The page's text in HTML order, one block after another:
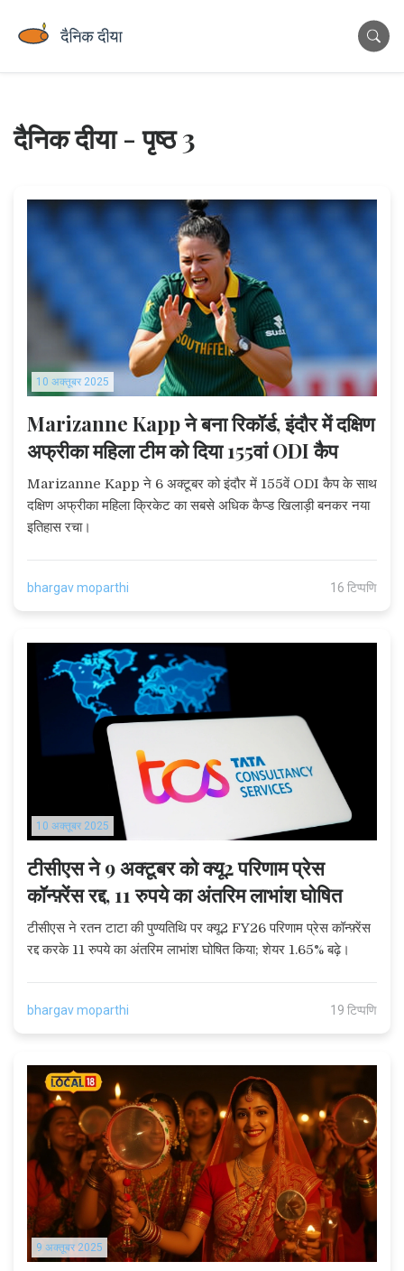
दैनिक दीया - पृष्ठ 3
10 अक्तूबर 2025
Marizanne Kapp ने बना रिकॉर्ड, इंदौर में दक्षिण
अफ्रीका महिला टीम को दिया 155वां ODI कैप
Marizanne Kapp ने 6 अक्टूबर को इंदौर में 155वें ODI कैप के साथ
दक्षिण अफ्रीका महिला क्रिकेट का सबसे अधिक कैप्ड खिलाड़ी बनकर नया
इतिहास रचा।
bhargav moparthi 16 टिप्पणि
10 अक्तूबर 2025
टीसीएस ने 9 अक्टूबर को क्यू2 परिणाम प्रेस
कॉन्फ़्रेंस रद्द, 11 रुपये का अंतरिम लाभांश घोषित
टीसीएस ने रतन टाटा की पुण्यतिथि पर क्यू2 FY26 परिणाम प्रेस कॉन्फ़्रेंस
रद्द करके 11 रुपये का अंतरिम लाभांश घोषित किया; शेयर 1.65% बढ़े।
bhargav moparthi 19 टिप्पणि
9 अक्तूबर 2025